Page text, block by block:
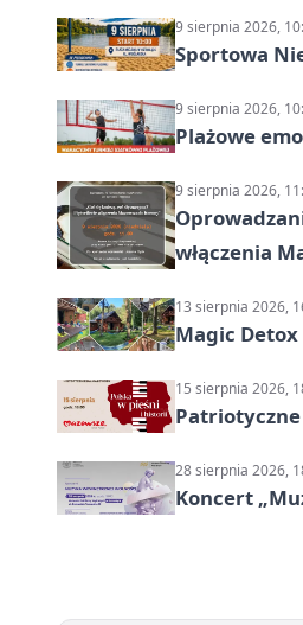
9 sierpnia 2026,
Sportowa
9 sierpnia 2026,
Plażowe
9 sierpnia 2026,
włączenia
13 sierpnia 2026,
Magic
15 sierpnia 2026,
28 sierpnia 2026,
Koncert